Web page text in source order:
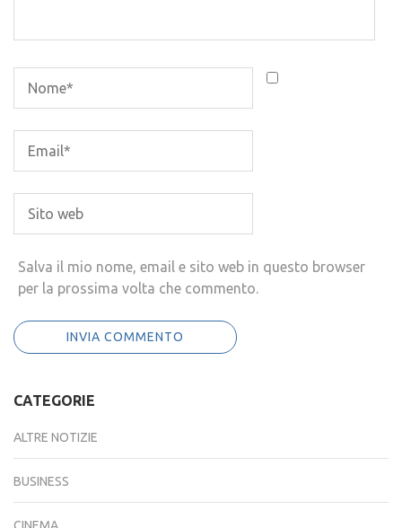
Salva il mio nome, email e sito web in questo browser
per la prossima volta che commento.
CATEGORIE
ALTRE NOTIZIE
BUSINESS